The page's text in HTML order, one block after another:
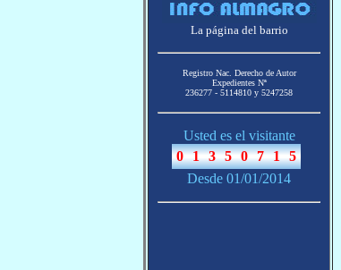
La página del barrio
Registro Nac. Derecho de Autor
Expedientes Nª
236277 - 5114810 y 5247258
Usted es el visitante
Desde 01/01/2014